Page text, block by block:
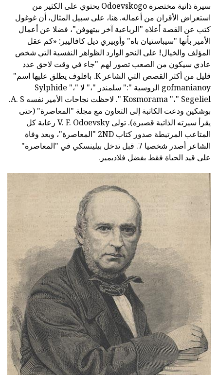
سيرة ذاتية مختصرة Odoevskogo يحتوي على الكثير من
استعراض الأقران من أعماله. هنا، على سبيل المثال، أن غوغول
كتب عن القصة أعلاه "الرباعية آخر بيتهوفن"، فضلا عن أعمال
الأمير بأنها "سيباستيان باه" وأوبيري ديل كافاليير: «كم عقل
المؤلف والخيال! على النحو الوارد الظواهر النفسية التي شخص
عادي سيكون من الصعب تصور لهم "جاء في وقت لاحق عدد
قليل من أكثر القصص التي الشاعر K. بافلوف يطلق عليها اسم"
gofmanianoy الروسية ":" سلمندر "،" لا Sylphide "،"
Kosmorama "،" Segeliel ". لاحظت نجاحات الأمير نفسه A. S.
بوشكين ودعت الكاتبة إلى التعاون مع مجلة "المعاصرة" (حتى
يقرأ سيرته الذاتية قصيرة). تولى V. F. Odoevsky رعاية كل
المتاعب المرتبطة صدور كتاب 2ND "المعاصرة"، وبعد وفاة
الشاعر أصدر شخصيا 7. قبل تدخل بيلينسكي في "المعاصرة"
على قيد الحياة فقط بفضل فلاديمير.